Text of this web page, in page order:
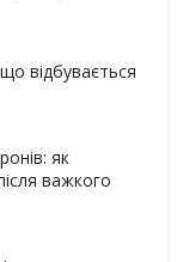
відбувається
як
важкого